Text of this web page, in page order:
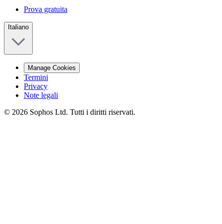
Prova gratuita
Italiano
Manage Cookies
Termini
Privacy
Note legali
© 2026 Sophos Ltd. Tutti i diritti riservati.